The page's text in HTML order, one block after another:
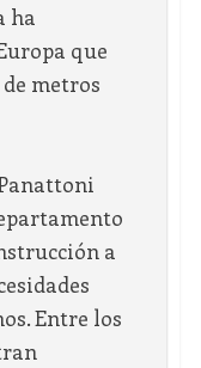
ha
que
metros
a
Entre los